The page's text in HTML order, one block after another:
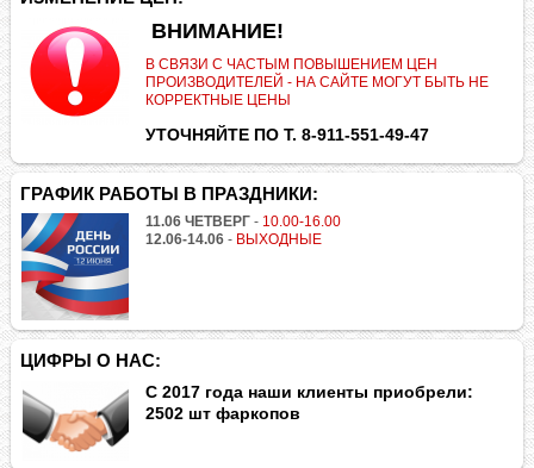
ВНИМАНИЕ!
В СВЯЗИ С ЧАСТЫМ ПОВЫШЕНИЕМ ЦЕН
ПРОИЗВОДИТЕЛЕЙ - НА САЙТЕ МОГУТ БЫТЬ НЕ
КОРРЕКТНЫЕ ЦЕНЫ
УТОЧНЯЙТЕ ПО Т. 8-911-551-49-47
ГРАФИК РАБОТЫ В ПРАЗДНИКИ:
11.06 ЧЕТВЕРГ - 10.00-16.00
12.06-14.06 - ВЫХОДНЫЕ
ЦИФРЫ О НАС:
С 2017 года наши клиенты приобрели:
2502 шт фаркопов